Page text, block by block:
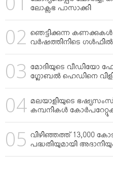
ലോക്സഭ പാസാക്കി
ഞെട്ടിക്കുന്ന കണക്കുകള്‍;
വര്‍ഷത്തിനിടെ
മോദിയുടെ വീഡിയോ
ഗ്ലോബല്‍ ഹെഡിനെ
മലയാളിയുടെ
കമ്പനികള്‍
വിഴിഞ്ഞത്ത് 13,000
പദ്ധതിയുമായി